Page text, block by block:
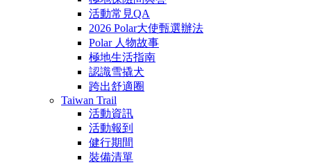
活動常見QA
2026 Polar大使甄選辦法
Polar 人物故事
極地生活指南
認識雪撬犬
跨出舒適圈
Taiwan Trail
活動資訊
活動報到
健行期間
裝備清單